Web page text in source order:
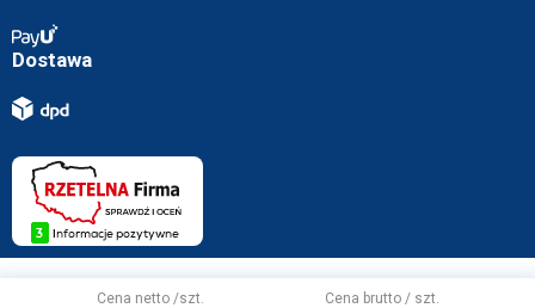
Cena netto /szt. Cena brutto / szt.
Dostawa
Projekt i wykonanie z przez WebVIST